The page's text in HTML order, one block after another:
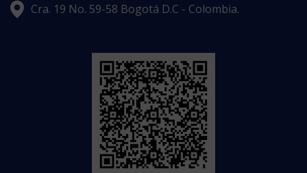
Cra. 19 No. 59-58 Bogotá D.C - Colombia.